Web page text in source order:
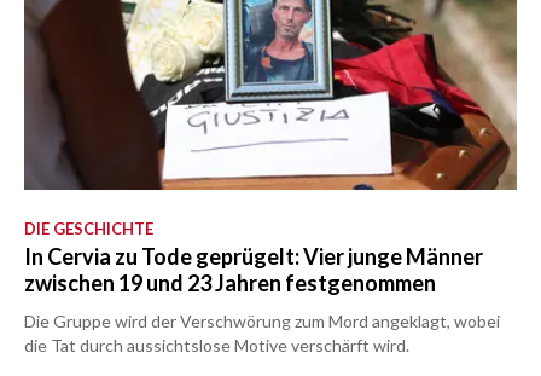
DIE GESCHICHTE
In Cervia zu Tode geprügelt: Vier junge Männer
zwischen 19 und 23 Jahren festgenommen
Die Gruppe wird der Verschwörung zum Mord angeklagt, wobei
die Tat durch aussichtslose Motive verschärft wird.